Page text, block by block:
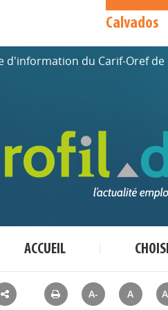
Calvados
d'information du Carif-Oref
ACCUEIL
A- A